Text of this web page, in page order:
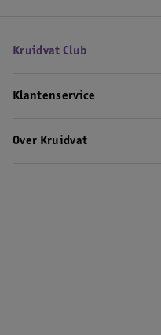
Kruidvat Club
Klantenservice
Over Kruidvat